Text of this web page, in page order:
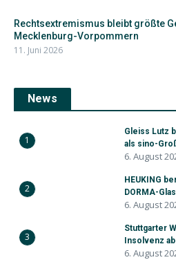
Rechtsextremismus bleibt größte
Mecklenburg-Vorpommern
11. Juni 2026
News
1
Gleiss Lutz
als sino-
6. August
2
HEUKING
DORMA-
6. August
3
Stuttgarter
Insolvenz
6. August